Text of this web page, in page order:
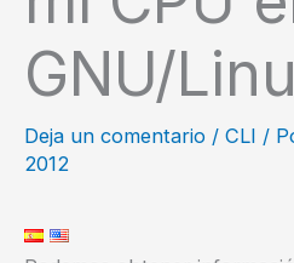
GNU/
Deja un comentario / CLI /
2012